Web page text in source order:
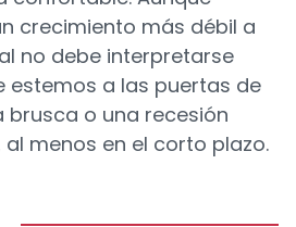
crecimiento más débil a
no debe interpretarse
estemos a las puertas de
brusca o una recesión
menos en el corto plazo.